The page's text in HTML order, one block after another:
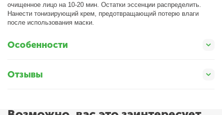
очищенное лицо на 10-20 мин. Остатки эссенции распределить.
Нанести тонизирующий крем, предотвращающий потерю влаги
после использования маски.
Особенности
Отзывы